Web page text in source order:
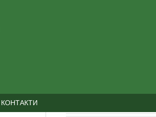
КОНТАКТИ